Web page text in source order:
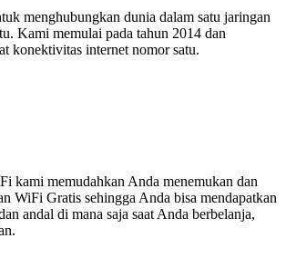
menghubungkan dunia dalam satu jaringan
Kami memulai pada tahun 2014 dan
konektivitas internet nomor satu.
kami memudahkan Anda menemukan dan
WiFi Gratis sehingga Anda bisa mendapatkan
andal di mana saja saat Anda berbelanja,